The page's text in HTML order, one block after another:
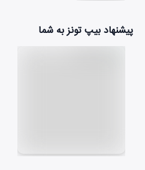
پیشنهاد بیپ تونز به شما